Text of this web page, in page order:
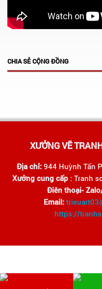
CHIA SẺ CỘNG ĐỒNG
XƯỞNG VẼ
Địa chỉ:944 Huỳnh Tấn
Xưởng cung cấp: Tranh
Điên thoại-
Email:
https://